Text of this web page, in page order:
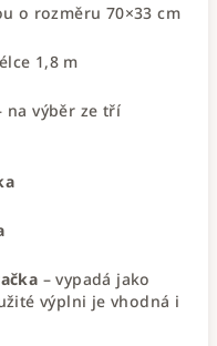
o rozměru 70×33 cm
1,8 m
na výběr ze tří
– vypadá jako
výplni je vhodná i